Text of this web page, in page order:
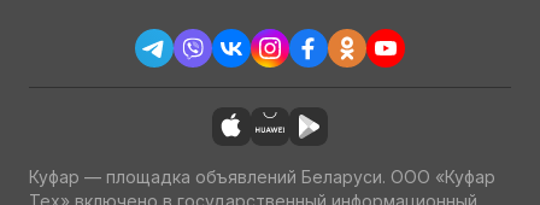
Куфар — площадка объявлений Беларуси. ООО «Куфар
Тех» включено в государственный информационный